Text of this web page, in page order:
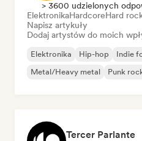
> 3600 udzielonych
ElektronikaHardcoreHard
Napisz artykuły
Dodaj artystów do moich
Elektronika Hip-hop Indie
Metal/Heavy metal
Punk
Tercer Parlante